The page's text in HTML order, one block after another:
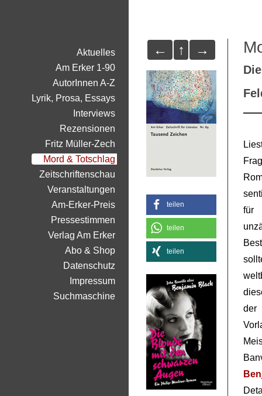
← ↑ →
teilen
teilen
teilen
für
der
Aktuelles
Am Erker 1-90
AutorInnen A-Z
Lyrik, Prosa, Essays
Interviews
Rezensionen
Fritz Müller-Zech
Mord & Totschlag
Zeitschriftenschau
Veranstaltungen
Am-Erker-Preis
Pressestimmen
Verlag Am Erker
Abo & Shop
Datenschutz
Impressum
Suchmaschine